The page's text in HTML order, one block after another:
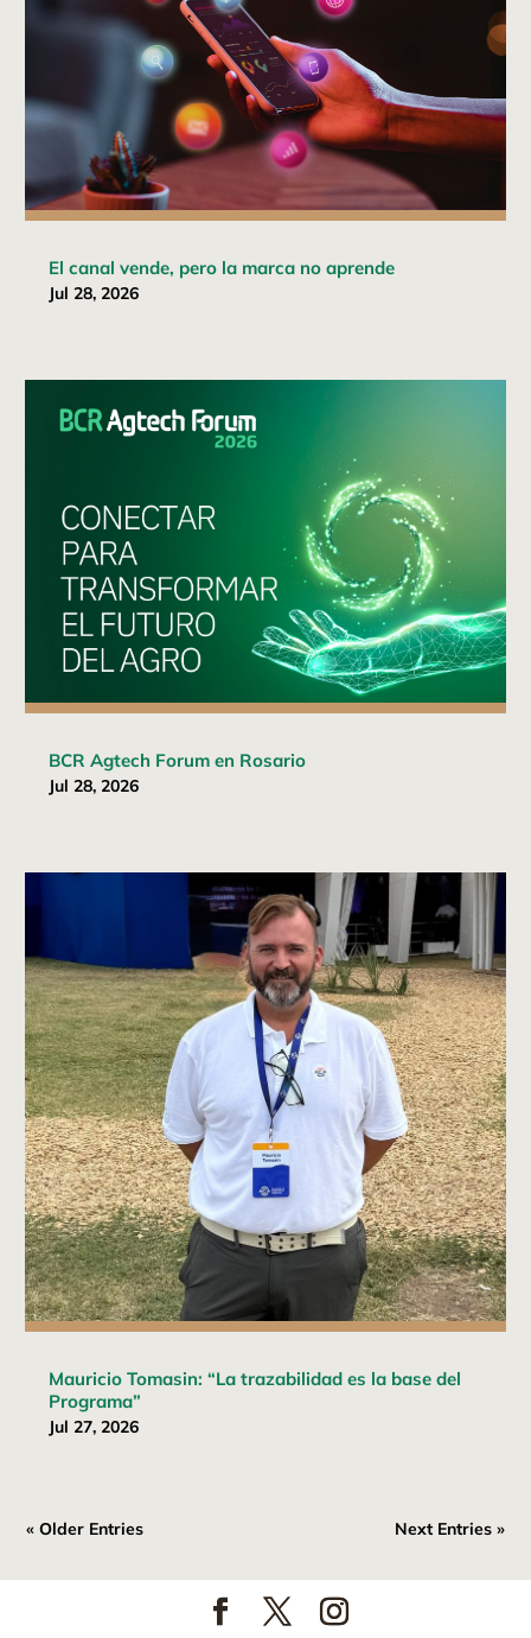
El canal vende, pero la marca no aprende
Jul 28, 2026
BCR Agtech Forum en Rosario
Jul 28, 2026
Mauricio Tomasin: “La trazabilidad es la base del
Programa”
Jul 27, 2026
« Older Entries Next Entries »